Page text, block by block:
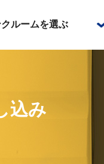
クルームを選ぶ
ストレージ池上大城通り
トレージ品川戸越
込み